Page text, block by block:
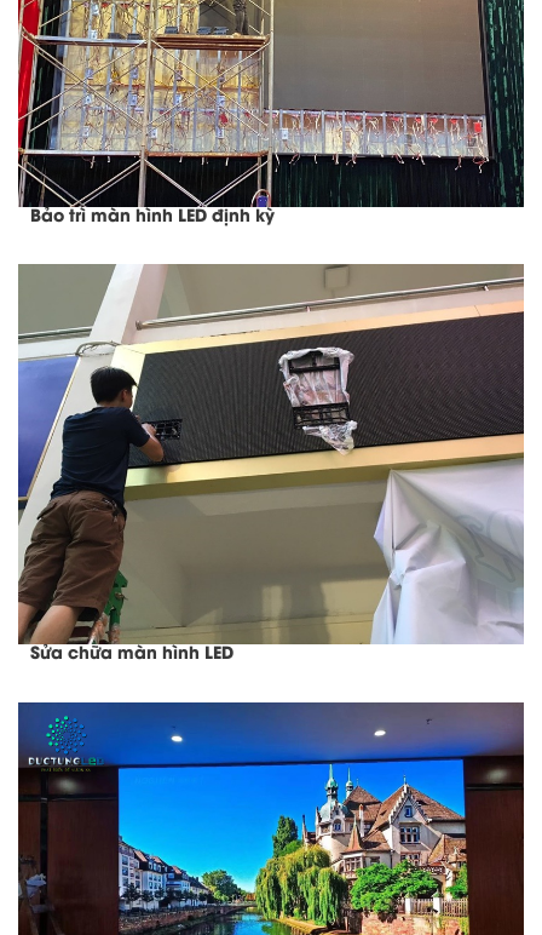
Bảo trì màn hình LED định kỳ
Sửa chữa màn hình LED